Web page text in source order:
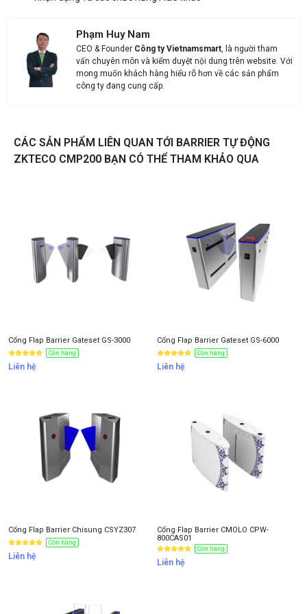
Phạm Huy Nam
CEO & Founder Công ty Vietnamsmart , là người tham
vấn chuyên môn và kiểm duyệt nội dung trên website. Với
mong muốn khách hàng hiểu rõ hơn về các sản phẩm
công ty đang cung cấp.
CÁC SẢN PHẨM LIÊN QUAN TỚI BARRIER TỰ ĐỘNG
ZKTECO CMP200 BẠN CÓ THỂ THAM KHẢO QUA
Cổng Flap Barrier Gateset GS-3000
Còn hàng
Liên hệ
Cổng Flap Barrier Gateset GS-6000
Còn hàng
Liên hệ
Cổng Flap Barrier Chisung CSYZ307
Còn hàng
Liên hệ
Cổng Flap Barrier CMOLO CPW-
800CAS01
Còn hàng
Liên hệ
Liên hệ
Anh Chị
NHẬN BÁO GIÁ